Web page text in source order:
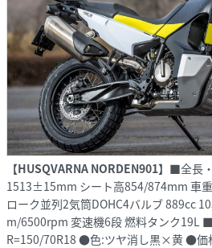
【HUSQVARNA NORDEN901】 ■全長
1513±15mm シート高854/874mm 車
ローク並列2気筒DOHC4バルブ 889cc
m/6500rpm 変速機6段 燃料タンク19L
R=150/70R18 ●色:ツヤ消し黒×黄 ●価